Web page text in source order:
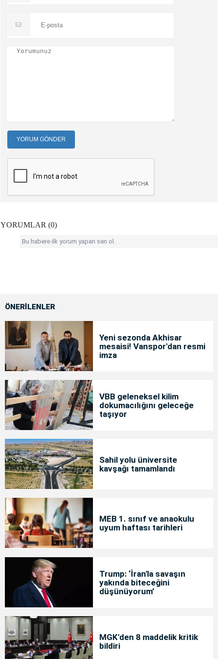
YORUM GÖNDER
YORUMLAR (0)
Bu habere ilk yorum yapan sen ol.
ÖNERİLENLER
Yeni sezonda Akhisar
mesaisi! Vanspor'dan resmi
imza
VBB geleneksel kilim
dokumacılığını geleceğe
taşıyor
Sahil yolu üniversite
kavşağı tamamlandı
MEB 1. sınıf ve anaokulu
uyum haftası tarihleri
Trump: ‘İran'la savaşın
yakında biteceğini
düşünüyorum’
MGK'den 8 maddelik kritik
bildiri